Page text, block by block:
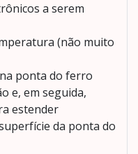
a serem
(não muito
ponta do ferro
e, em seguida,
estender
da ponta do